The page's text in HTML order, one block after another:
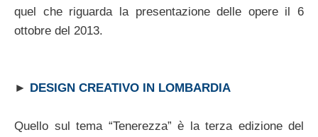
quel che riguarda la presentazione delle opere il 6
ottobre del 2013.
► DESIGN CREATIVO IN LOMBARDIA
Quello sul tema “Tenerezza” è la terza edizione del